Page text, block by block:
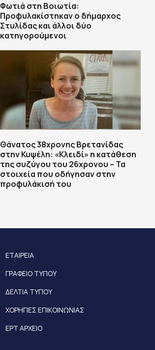
Φωτιά στη Βοιωτία:
Προφυλακίστηκαν ο δήμαρχος
Στυλίδας και άλλοι δύο
κατηγορούμενοι
Θάνατος 38χρονης Βρετανίδας
στην Κυψέλη: «Κλειδί» η κατάθεση
της συζύγου του 26χρονου – Τα
στοιχεία που οδήγησαν στην
προφυλάκισή του
ΕΤΑΙΡΕΙΑ
ΓΡΑΦΕΙΟ ΤΥΠΟΥ
ΔΕΛΤΙΑ ΤΥΠΟΥ
ΧΟΡΗΓΙΕΣ ΕΠΙΚΟΙΝΩΝΙΑΣ
ΕΡΤ ΑΡΧΕΙΟ